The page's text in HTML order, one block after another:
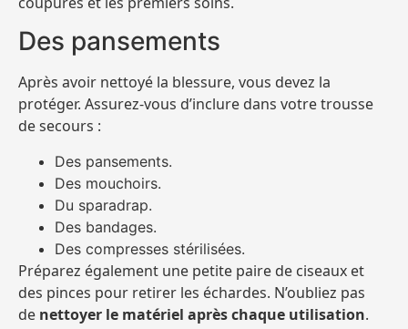
Des pansements
Après avoir nettoyé la blessure, vous devez la
protéger. Assurez-vous d’inclure dans votre trousse
de secours :
Des pansements.
Des mouchoirs.
Du sparadrap.
Des bandages.
Des compresses stérilisées.
Préparez également une petite paire de ciseaux et
des pinces pour retirer les échardes. N’oubliez pas
de nettoyer le matériel après chaque utilisation.